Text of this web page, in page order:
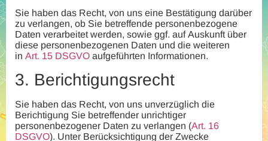
Sie haben das Recht, von uns eine Bestätigung darüber
zu verlangen, ob Sie betreffende personenbezogene
Daten verarbeitet werden, sowie ggf. auf Auskunft über
diese personenbezogenen Daten und die weiteren
in Art. 15 DSGVO aufgeführten Informationen.
3. Berichtigungsrecht
Sie haben das Recht, von uns unverzüglich die
Berichtigung Sie betreffender unrichtiger
personenbezogener Daten zu verlangen (Art. 16
DSGVO). Unter Berücksichtigung der Zwecke